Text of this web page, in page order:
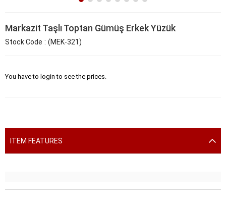
Markazit Taşlı Toptan Gümüş Erkek Yüzük
Stock Code (MEK-321)
You have to login to see the prices.
ITEM FEATURES